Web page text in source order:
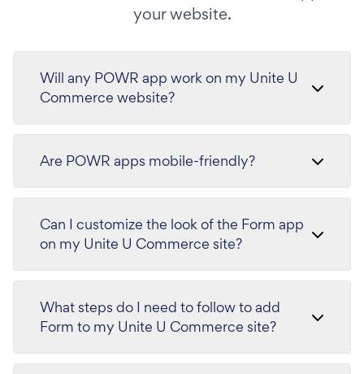
your website.
Will any POWR app work on my Unite U
Commerce website?
Are POWR apps mobile-friendly?
Can I customize the look of the Form app
on my Unite U Commerce site?
What steps do I need to follow to add
Form to my Unite U Commerce site?